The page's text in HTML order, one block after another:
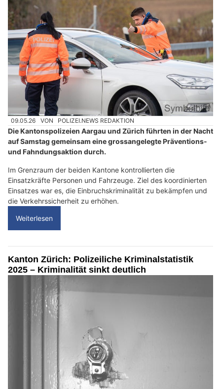
09.05.26 VON POLIZEI.NEWS REDAKTION
Die Kantonspolizeien Aargau und Zürich führten in der Nacht
auf Samstag gemeinsam eine grossangelegte Präventions-
und Fahndungsaktion durch.
Im Grenzraum der beiden Kantone kontrollierten die
Einsatzkräfte Personen und Fahrzeuge. Ziel des koordinierten
Einsatzes war es, die Einbruchskriminalität zu bekämpfen und
die Verkehrssicherheit zu erhöhen.
Weiterlesen
Kanton Zürich: Polizeiliche Kriminalstatistik
2025 – Kriminalität sinkt deutlich